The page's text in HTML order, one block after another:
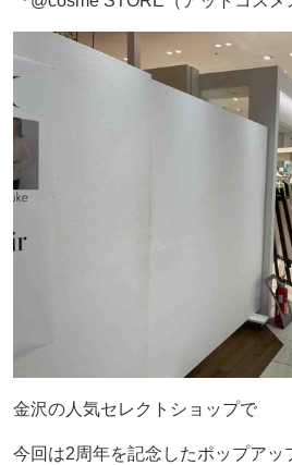
金沢の人気セレクトショップで
今回は2周年を記念したポップアッ